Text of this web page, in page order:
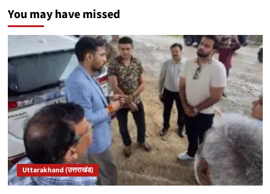
You may have missed
Uttarakhand (उत्तराखंड)